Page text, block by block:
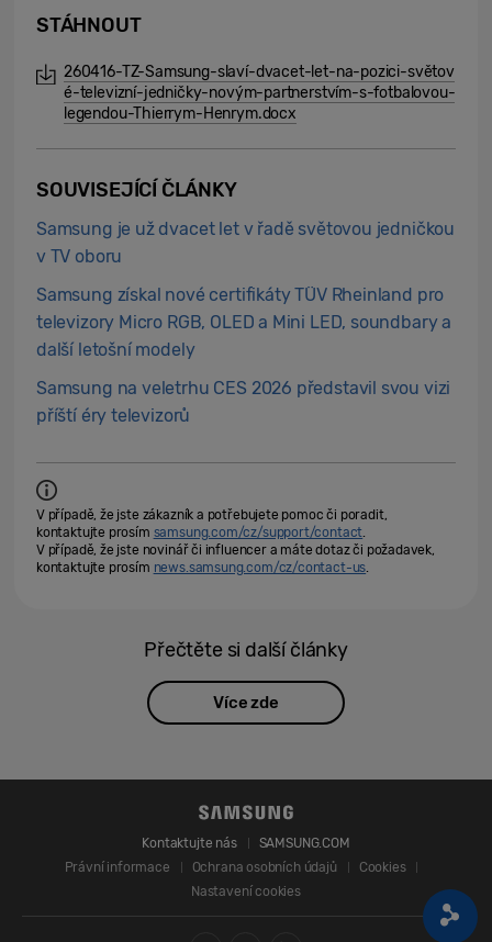
STÁHNOUT
260416-TZ-Samsung-slaví-dvacet-let-na-pozici-světov
é-televizní-jedničky-novým-partnerstvím-s-fotbalovou-
legendou-Thierrym-Henrym.docx
SOUVISEJÍCÍ ČLÁNKY
Samsung je už dvacet let v řadě světovou jedničkou
v TV oboru
Samsung získal nové certifikáty TÜV Rheinland pro
televizory Micro RGB, OLED a Mini LED, soundbary a
další letošní modely
Samsung na veletrhu CES 2026 představil svou vizi
příští éry televizorů
V případě, že jste zákazník a potřebujete pomoc či poradit,
kontaktujte prosím samsung.com/cz/support/contact.
V případě, že jste novinář či influencer a máte dotaz či požadavek,
kontaktujte prosím news.samsung.com/cz/contact-us.
Přečtěte si další články
Více zde
Kontaktujte nás
SAMSUNG.COM
Právní informace
Ochrana osobních údajů
Cookies
Nastavení cookies